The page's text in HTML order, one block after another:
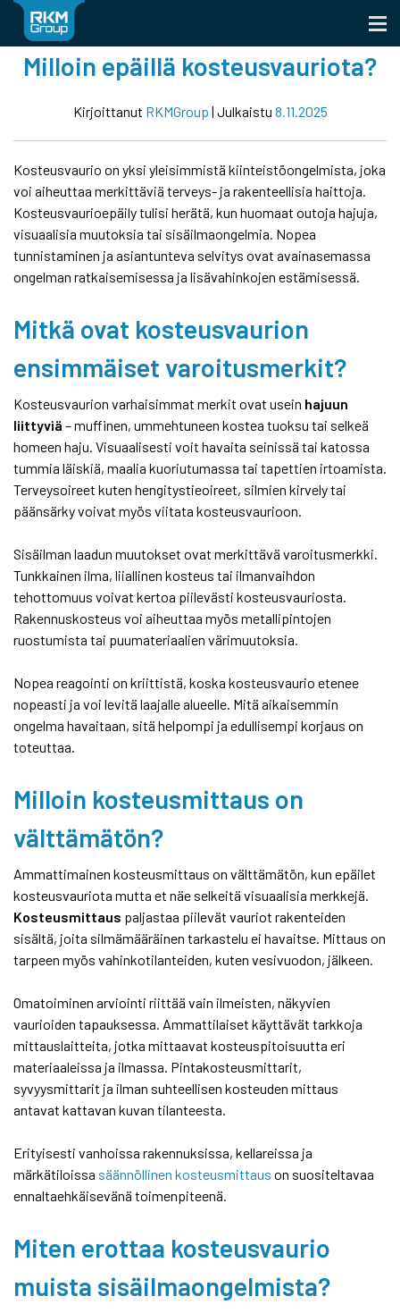
Skip
contentMilloin epäillä kosteusvauriota?
Kirjoittanut RKMGroup | Julkaistu 8.11.2025
Kosteusvaurio on yksi yleisimmistä kiinteistöongelmista, joka
voi aiheuttaa merkittäviä terveys- ja rakenteellisia haittoja.
Kosteusvaurioepäily tulisi herätä, kun huomaat outoja hajuja,
visuaalisia muutoksia tai sisäilmaongelmia. Nopea
tunnistaminen ja asiantunteva selvitys ovat avainasemassa
ongelman ratkaisemisessa ja lisävahinkojen estämisessä.
Mitkä ovat kosteusvaurion
ensimmäiset varoitusmerkit?
Kosteusvaurion varhaisimmat merkit ovat usein hajuun
liittyviä – muffinen, ummehtuneen kostea tuoksu tai selkeä
homeen haju. Visuaalisesti voit havaita seinissä tai katossa
tummia läiskiä, maalia kuoriutumassa tai tapettien irtoamista.
Terveysoireet kuten hengitystieoireet, silmien kirvely tai
päänsärky voivat myös viitata kosteusvaurioon.
Sisäilman laadun muutokset ovat merkittävä varoitusmerkki.
Tunkkainen ilma, liiallinen kosteus tai ilmanvaihdon
tehottomuus voivat kertoa piilevästi kosteusvauriosta.
Rakennuskosteus voi aiheuttaa myös metallipintojen
ruostumista tai puumateriaalien värimuutoksia.
Nopea reagointi on kriittistä, koska kosteusvaurio etenee
nopeasti ja voi levitä laajalle alueelle. Mitä aikaisemmin
ongelma havaitaan, sitä helpompi ja edullisempi korjaus on
toteuttaa.
Milloin kosteusmittaus on
välttämätön?
Ammattimainen kosteusmittaus on välttämätön, kun epäilet
kosteusvauriota mutta et näe selkeitä visuaalisia merkkejä.
Kosteusmittaus paljastaa piilevät vauriot rakenteiden
sisältä, joita silmämääräinen tarkastelu ei havaitse. Mittaus on
tarpeen myös vahinkotilanteiden, kuten vesivuodon, jälkeen.
Omatoiminen arviointi riittää vain ilmeisten, näkyvien
vaurioiden tapauksessa. Ammattilaiset käyttävät tarkkoja
mittauslaitteita, jotka mittaavat kosteuspitoisuutta eri
materiaaleissa ja ilmassa. Pintakosteusmittarit,
syvyysmittarit ja ilman suhteellisen kosteuden mittaus
antavat kattavan kuvan tilanteesta.
Erityisesti vanhoissa rakennuksissa, kellareissa ja
märkätiloissa säännöllinen kosteusmittaus on suositeltavaa
ennaltaehkäisevänä toimenpiteenä.
Miten erottaa kosteusvaurio
muista sisäilmaongelmista?